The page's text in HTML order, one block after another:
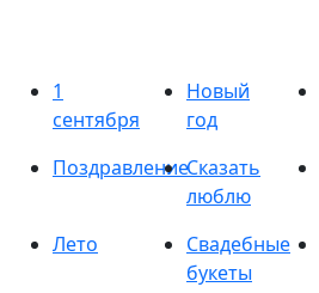
1
сентября
Новый
год
ПоздравлениеСказать
люблю
Лето
Свадебные
букеты